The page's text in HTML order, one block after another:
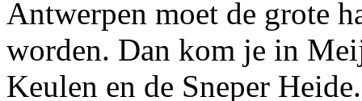
Antwerpen moet de grote
worden. Dan kom je in
Keulen en de Sneper